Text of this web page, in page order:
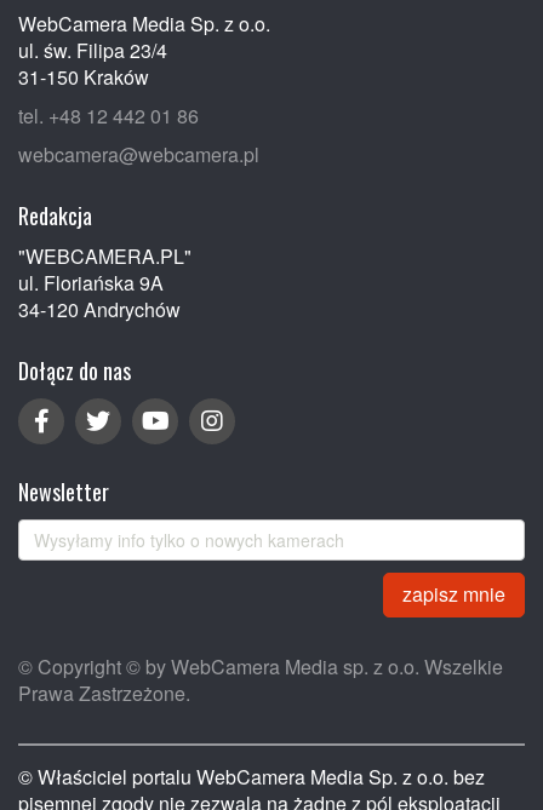
WebCamera Media Sp. z o.o.
ul. św. Filipa 23/4
31-150 Kraków
tel. +48 12 442 01 86
webcamera@webcamera.pl
Redakcja
"WEBCAMERA.PL"
ul. Floriańska 9A
34-120 Andrychów
Dołącz do nas
Newsletter
zapisz mnie
© Copyright © by WebCamera Media sp. z o.o. Wszelkie
Prawa Zastrzeżone.
© Właściciel portalu WebCamera Media Sp. z o.o. bez
pisemnej zgody nie zezwala na żadne z pól eksploatacji